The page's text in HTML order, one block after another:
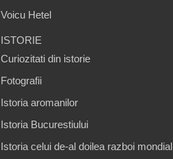
Voicu Hetel
ISTORIE
Curiozitati din istorie
Fotografii
Istoria aromanilor
Istoria Bucurestiului
Istoria celui de-al doilea razboi mondial